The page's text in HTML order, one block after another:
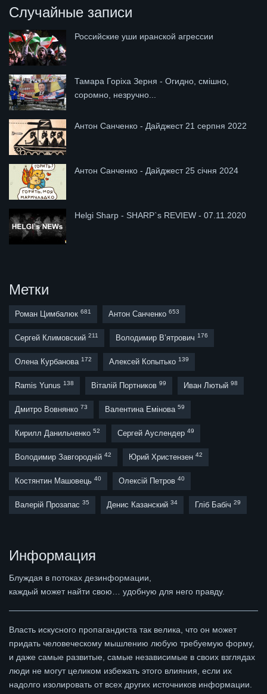
Случайные записи
Российские уши иранской агрессии
Тамара Горіха Зерня - Огидно, смішно,
соромно, незручно...
Антон Санченко - Дайджест 21 серпня 2022
Антон Санченко - Дайджест 25 січня 2024
Helgi Sharp - SHARP`s REVIEW - 07.11.2020
Метки
Роман Цимбалюк 681 Антон Санченко 653
Сергей Климовский 211 Володимир В’ятрович 176
Олена Курбанова 172 Алексей Копытько 139
Ramis Yunus 138 Віталій Портников 99 Иван Лютый 98
Дмитро Вовнянко 73 Валентина Емінова 59
Кирилл Данильченко 52 Сергей Ауслендер 49
Володимир Завгородній 42 Юрий Христензен 42
Костянтин Машовець 40 Олексій Петров 40
Валерій Прозапас 35 Денис Казанский 34 Гліб Бабіч 29
Информация
Блуждая в потоках дезинформации,
каждый может найти свою… удобную для него правду.
Власть искусного пропагандиста так велика, что он может
придать человеческому мышлению любую требуемую форму,
и даже самые развитые, самые независимые в своих взглядах
люди не могут целиком избежать этого влияния, если их
надолго изолировать от всех других источников информации.